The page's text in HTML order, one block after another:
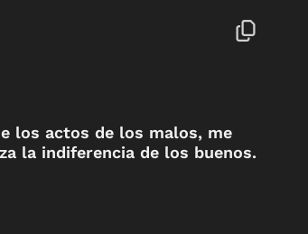
los actos de los malos, me
la indiferencia de los buenos.